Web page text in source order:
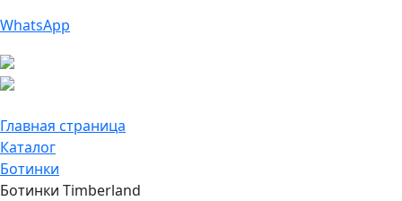
WhatsApp
Главная страница
Каталог
Ботинки
Ботинки Timberland